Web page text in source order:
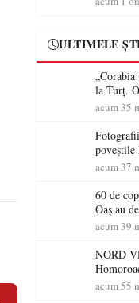
ULTIMELE
la Turț.
aventură
tabăra
acum 35
poveștile
Muzeul
acum 37
60 de
Oaș au
acum 39
NORD
tradiție,
acum 55